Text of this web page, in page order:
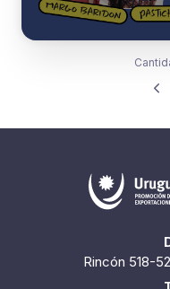
Rincón 518-